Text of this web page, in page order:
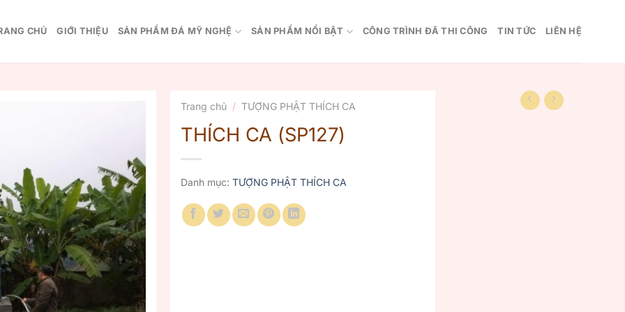
CHỦ GIỚI THIỆU SẢN PHẨM ĐÁ MỸ NGHỆ SẢN PHẨM NỔI BẬT CÔNG TRÌNH ĐÃ THI CÔNG TIN TỨC LIÊN HỆ
Trang chủ / TƯỢNG PHẬT THÍCH CA
THÍCH CA (SP127)
Danh mục: TƯỢNG PHẬT THÍCH CA